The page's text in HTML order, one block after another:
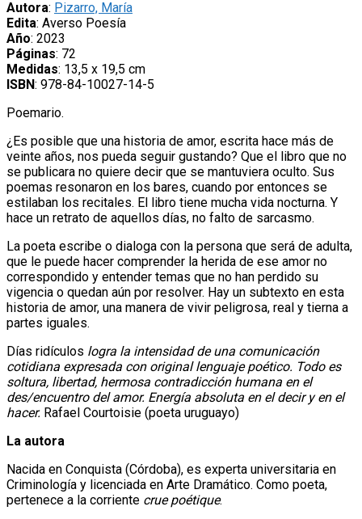
Autora: Pizarro, María
Edita: Averso Poesía
Año: 2023
Páginas: 72
Medidas: 13,5 x 19,5 cm
ISBN: 978-84-10027-14-5
Poemario.
¿Es posible que una historia de amor, escrita hace más de
veinte años, nos pueda seguir gustando? Que el libro que no
se publicara no quiere decir que se mantuviera oculto. Sus
poemas resonaron en los bares, cuando por entonces se
estilaban los recitales. El libro tiene mucha vida nocturna. Y
hace un retrato de aquellos días, no falto de sarcasmo.
La poeta escribe o dialoga con la persona que será de adulta,
que le puede hacer comprender la herida de ese amor no
correspondido y entender temas que no han perdido su
vigencia o quedan aún por resolver. Hay un subtexto en esta
historia de amor, una manera de vivir peligrosa, real y tierna a
partes iguales.
Días ridículos logra la intensidad de una comunicación
cotidiana expresada con original lenguaje poético. Todo es
soltura, libertad, hermosa contradicción humana en el
des/encuentro del amor. Energía absoluta en el decir y en el
hacer. Rafael Courtoisie (poeta uruguayo)
La autora
Nacida en Conquista (Córdoba), es experta universitaria en
Criminología y licenciada en Arte Dramático. Como poeta,
pertenece a la corriente crue poétique.